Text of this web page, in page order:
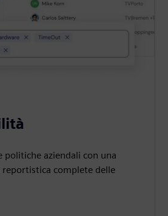
politiche aziendali con una
reportistica complete delle